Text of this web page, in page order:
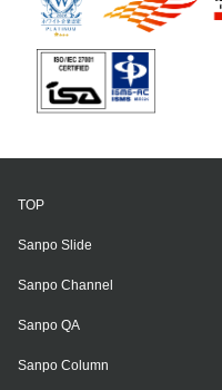
TOP
Sanpo Slide
Sanpo Channel
Sanpo QA
Sanpo Column